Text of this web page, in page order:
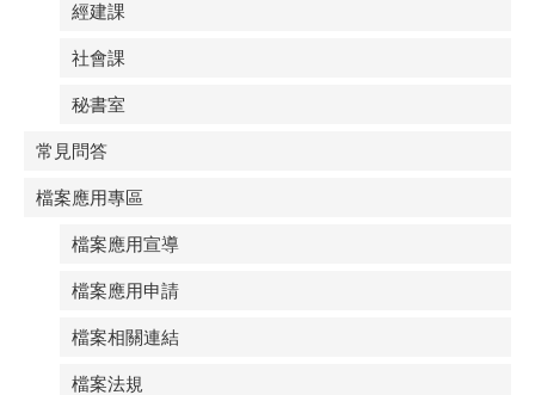
經建課
社會課
秘書室
常見問答
檔案應用專區
檔案應用宣導
檔案應用申請
檔案相關連結
檔案法規